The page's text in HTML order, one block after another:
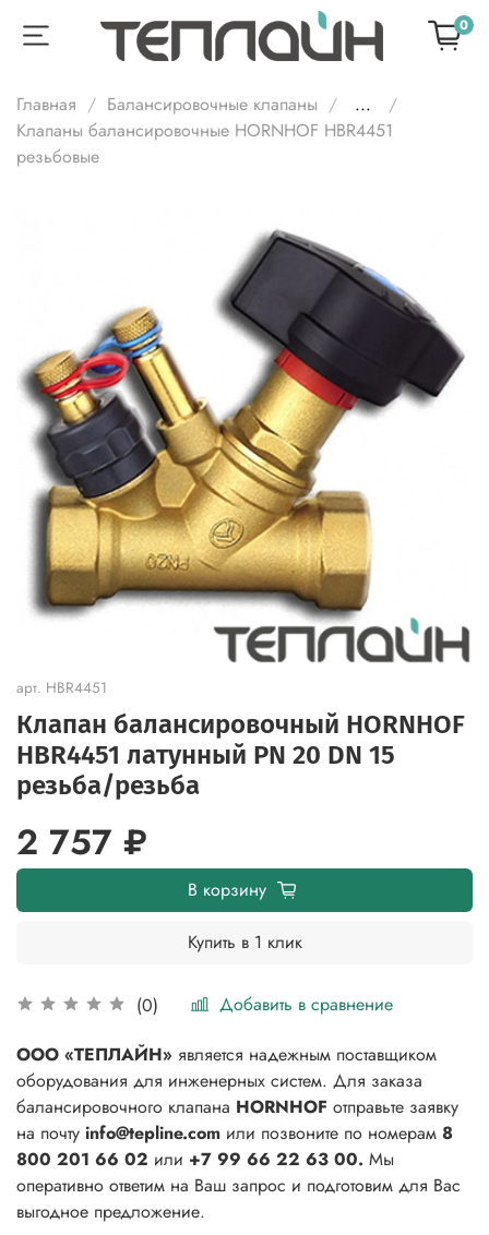
0
Главная Балансировочные клапаны
...
Клапаны балансировочные HORNHOF HBR4451
резьбовые
арт. HBR4451
Клапан балансировочный HORNHOF
HBR4451 латунный PN 20 DN 15
резьба/резьба
(0) Добавить в сравнение
2 757 ₽
В корзину
Купить в 1 клик
ООО «ТЕПЛАЙН» является надежным поставщиком
оборудования для инженерных систем. Для заказа
балансировочного клапана HORNHOF отправьте заявку
на почту info@tepline.com или позвоните по номерам 8
800 201 66 02 или +7 99 66 22 63 00. Мы
оперативно ответим на Ваш запрос и подготовим для Вас
выгодное предложение.